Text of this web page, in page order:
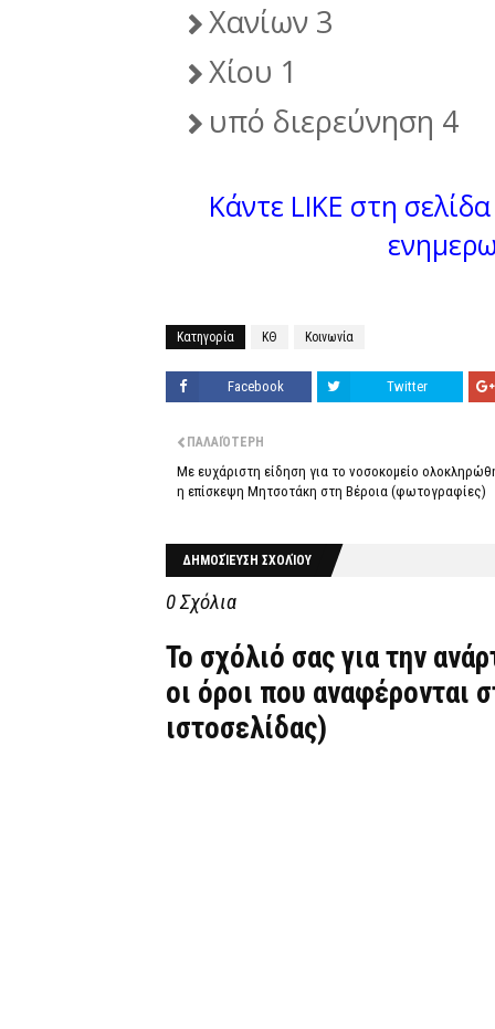
Χανίων 3
Χίου 1
υπό διερεύνηση 4
Κάντε LIKE στη
Κατηγορία ΚΘ Κοινωνία
Facebook Twitter
ΠΑΛΑΙΌΤΕΡΗ
Με ευχάριστη είδηση για το νοσοκομείο
η επίσκεψη Μητσοτάκη στη Βέροια (φωτογραφίες)
ΔΗΜΟΣΊΕΥΣΗ ΣΧΟΛΊΟΥ
0 Σχόλια
Το σχόλιό σας για την
οι όροι που αναφέρονται
ιστοσελίδας)